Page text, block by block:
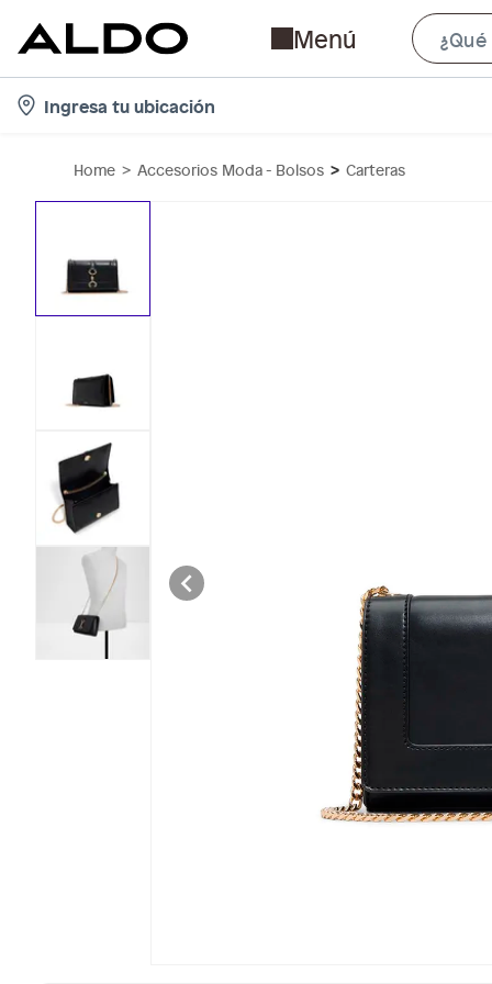
Menú
Ingresa tu ubicación
Home Accesorios Moda - Bolsos Carteras